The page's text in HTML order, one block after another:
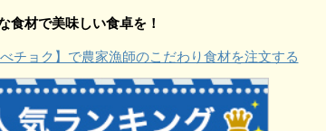
食材で美味しい食卓を！
チョク】で農家漁師のこだわり食材を注文する